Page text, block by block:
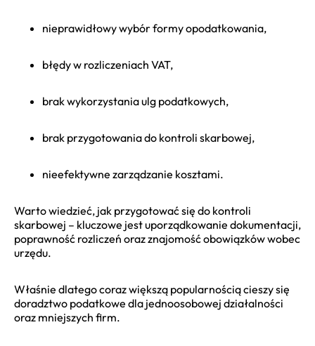
nieprawidłowy wybór formy opodatkowania,
błędy w rozliczeniach VAT,
brak wykorzystania ulg podatkowych,
brak przygotowania do kontroli skarbowej,
nieefektywne zarządzanie kosztami.
Warto wiedzieć, jak przygotować się do kontroli
skarbowej – kluczowe jest uporządkowanie dokumentacji,
poprawność rozliczeń oraz znajomość obowiązków wobec
urzędu.
Właśnie dlatego coraz większą popularnością cieszy się
doradztwo podatkowe dla jednoosobowej działalności
oraz mniejszych firm.